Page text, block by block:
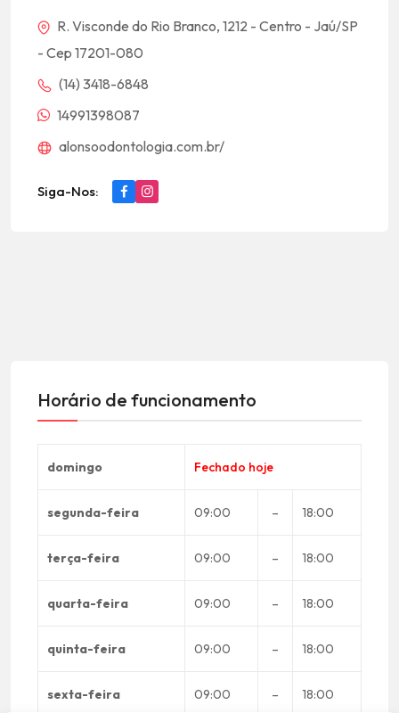
R. Visconde do Rio Branco, 1212 - Centro - Jaú/SP
- Cep 17201-080
(14) 3418-6848
14991398087
alonsoodontologia.com.br/
Siga-Nos:
Horário de funcionamento
domingo Fechado hoje
segunda-feira 09:00 – 18:00
terça-feira 09:00 – 18:00
quarta-feira 09:00 – 18:00
quinta-feira 09:00 – 18:00
sexta-feira 09:00 – 18:00